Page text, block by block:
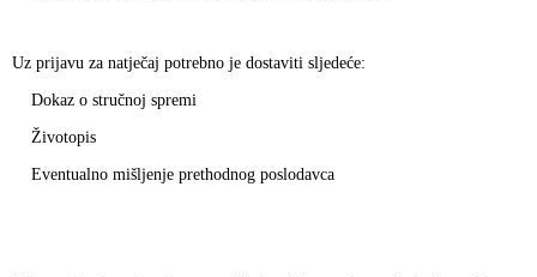
Uz prijavu za natječaj potrebno je dostaviti sljedeće:
Dokaz o stručnoj spremi
Životopis
Eventualno mišljenje prethodnog poslodavca